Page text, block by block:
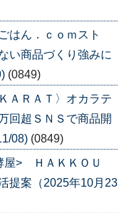
ん．ｃｏｍスト
い商品づくり強みに
(0849)
ＡＲＡＴ〉オカラテ
回超ＳＮＳで商品開
08) (0849)
屋> ＨＡＫＫＯＵ
提案（2025年10月23